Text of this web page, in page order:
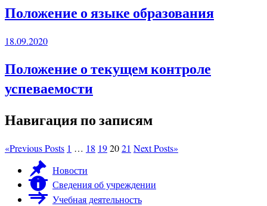
Положение о языке образования
18.09.2020
Положение о текущем контроле
успеваемости
Навигация по записям
«Previous Posts 1 … 18 192021 Next Posts»
Новости
Сведения об учреждении
Учебная деятельность